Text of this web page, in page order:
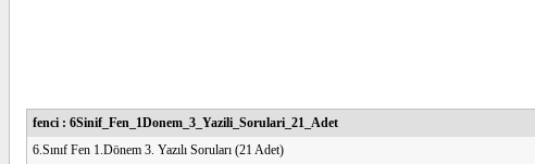
fenci : 6Sinif_Fen_1Donem_3_Yazili_Sorulari_21_Adet
6.Sınıf Fen 1.Dönem 3. Yazılı Soruları (21 Adet)